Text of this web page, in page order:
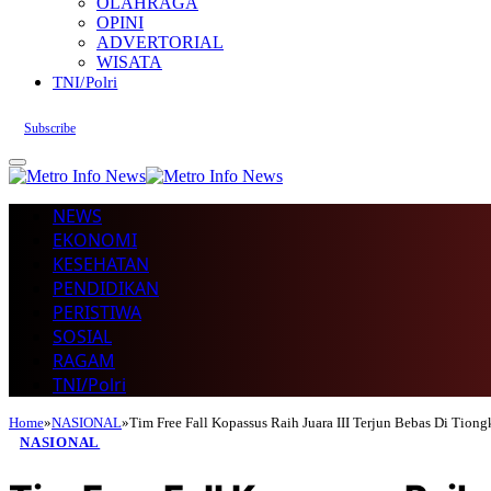
OPINI
ADVERTORIAL
WISATA
TNI/Polri
Subscribe
NEWS
EKONOMI
KESEHATAN
PENDIDIKAN
PERISTIWA
SOSIAL
RAGAM
TNI/Polri
Home»NASIONAL»Tim Free Fall Kopassus Raih Juara III Terjun Bebas Di
NASIONAL